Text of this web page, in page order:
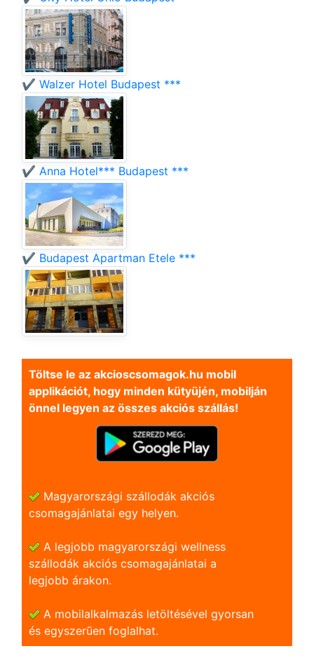
✔️ Walzer Hotel Budapest ***
✔️ Anna Hotel*** Budapest ***
✔️ Budapest Apartman Etele ***
Töltse le az akcioscsomagok.hu mobil
applikációt, hogy minden kütyüjén, mobilján
önnel legyen az összes akciós szállás!
Magyarországi szállodák akciós
csomagajánlatai egy helyen.
A legjobb magyarországi wellness
szállodák akciós csomagajánlatai a
legjobb árakon.
A mobilalkalmazás letöltésével gyorsan
és egyszerũen foglalhat.